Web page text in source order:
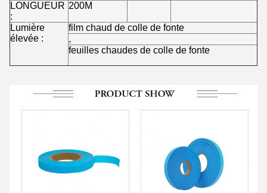
LONGUEUR
:
200M
Lumière
élevée :
film chaud de colle de fonte
,
feuilles chaudes de colle de fonte